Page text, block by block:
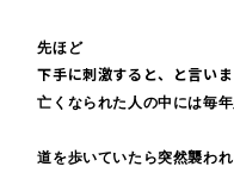
先ほど
下手に刺激すると、と言い
亡くなられた人の中には毎
道を歩いていたら突然襲われ